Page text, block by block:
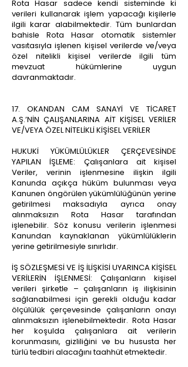
Rota Hasar sadece kendi sisteminde ki
verileri kullanarak işlem yapacağı kişilerle
ilgili karar alabilmektedir. Tüm bunlardan
bahisle Rota Hasar otomatik sistemler
vasıtasıyla işlenen kişisel verilerde ve/veya
özel nitelikli kişisel verilerde ilgili tüm
mevzuat hükümlerine uygun
davranmaktadır.
17. OKANDAN CAM SANAYİ VE TİCARET
A.Ş.’NİN ÇALIŞANLARINA AİT KİŞİSEL VERİLER
VE/VEYA ÖZEL NİTELİKLİ KİŞİSEL VERİLER
HUKUKİ YÜKÜMLÜLÜKLER ÇERÇEVESİNDE
YAPILAN İŞLEME: Çalışanlara ait kişisel
Veriler, verinin işlenmesine ilişkin ilgili
Kanunda açıkça hüküm bulunması veya
Kanunen öngörülen yükümlülüğünün yerine
getirilmesi maksadıyla ayrıca onay
alınmaksızın Rota Hasar tarafından
işlenebilir. Söz konusu verilerin işlenmesi
Kanundan kaynaklanan yükümlülüklerin
yerine getirilmesiyle sınırlıdır.
İŞ SÖZLEŞMESİ VE İŞ İLİŞKİSİ UYARINCA KİŞİSEL
VERİLERİN İŞLENMESİ: Çalışanların kişisel
verileri şirketle – çalışanların iş ilişkisinin
sağlanabilmesi için gerekli olduğu kadar
ölçülülük çerçevesinde çalışanların onayı
alınmaksızın işlenebilmektedir. Rota Hasar
her koşulda çalışanlara ait verilerin
korunmasını, gizliliğini ve bu hususta her
türlü tedbiri alacağını taahhüt etmektedir.